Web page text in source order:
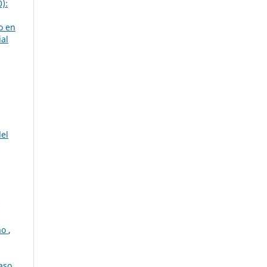
en
,